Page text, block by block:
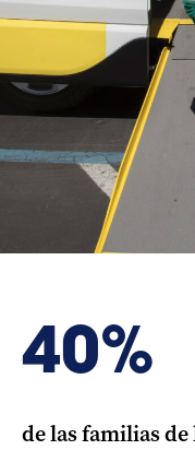
40%
de las familias